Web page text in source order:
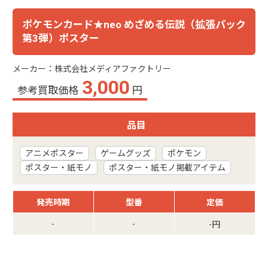
ポケモンカード★neo めざめる伝説（拡張パック
第3弾）ポスター
メーカー：株式会社メディアファクトリー
参考買取価格 3,000 円
品目
アニメポスター ゲームグッズ
ポケモン
ポスター・紙モノ
ポスター・紙モノ掲載アイテム
発売時期 型番 定価
- - -円